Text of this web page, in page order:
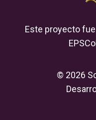
Este proyecto
© 2026